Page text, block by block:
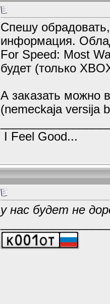
Спешу
информация.
For Speed: Most
будет (только
А заказать можно
(nemeckaja versija
I Feel Good...
у нас будет не